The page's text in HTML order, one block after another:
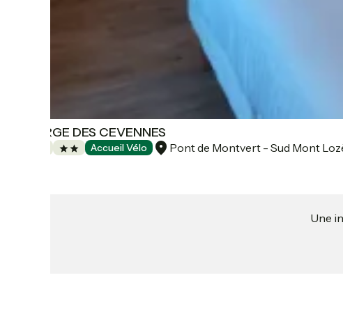
AUBERGE DES CEVENNES
Accueil Vélo Pont de Montvert - Sud Mont
Une